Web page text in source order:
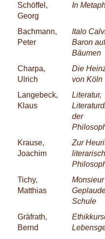
Schöffel,
Georg
In
Bachmann,
Peter
Italo
Baron
Bäumen
Charpa,
Ulrich
Die
von Köln
Langebeck,
Klaus
Literatur,
der
Krause,
Joachim
Zur
Tichy,
Matthias
Schule
Gräfrath,
Bernd